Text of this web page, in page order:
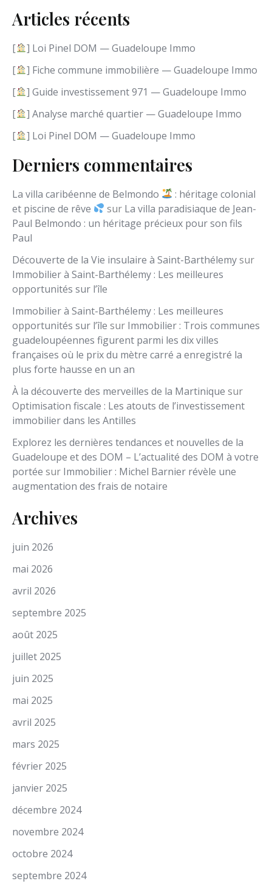
n
l
a
n
u
Articles récents
[
] Loi Pinel DOM — Guadeloupe Immo
[
] Fiche commune immobilière — Guadeloupe Immo
[
] Guide investissement 971 — Guadeloupe Immo
[
] Analyse marché quartier — Guadeloupe Immo
[
] Loi Pinel DOM — Guadeloupe Immo
Derniers commentaires
La villa caribéenne de Belmondo
: héritage colonial
et piscine de rêve
sur La villa paradisiaque de Jean-
Paul Belmondo : un héritage précieux pour son fils
Paul
Découverte de la Vie insulaire à Saint-Barthélemysur
Immobilier à Saint-Barthélemy : Les meilleures
opportunités sur l’île
Immobilier à Saint-Barthélemy : Les meilleures
opportunités sur l’île sur Immobilier : Trois communes
guadeloupéennes figurent parmi les dix villes
françaises où le prix du mètre carré a enregistré la
plus forte hausse en un an
À la découverte des merveilles de la Martinique sur
Optimisation fiscale : Les atouts de l’investissement
immobilier dans les Antilles
Explorez les dernières tendances et nouvelles de la
Guadeloupe et des DOM – L’actualité des DOM à votre
portée sur Immobilier : Michel Barnier révèle une
augmentation des frais de notaire
Archives
juin 2026
mai 2026
avril 2026
septembre 2025
août 2025
juillet 2025
juin 2025
mai 2025
avril 2025
mars 2025
février 2025
janvier 2025
décembre 2024
novembre 2024
octobre 2024
septembre 2024